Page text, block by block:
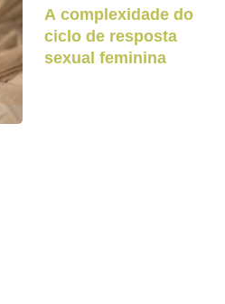
A complexidade do
ciclo de resposta
sexual feminina